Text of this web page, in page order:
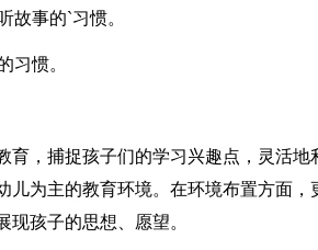
故事的`习惯。
习惯。
育，捕捉孩子们的学习兴趣点，灵活地
儿为主的教育环境。在环境布置方面，
孩子的思想、愿望。